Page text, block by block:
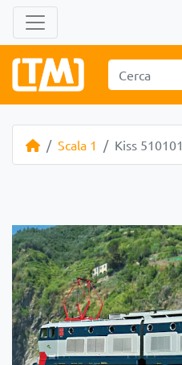
Scala 1 Kiss 510101